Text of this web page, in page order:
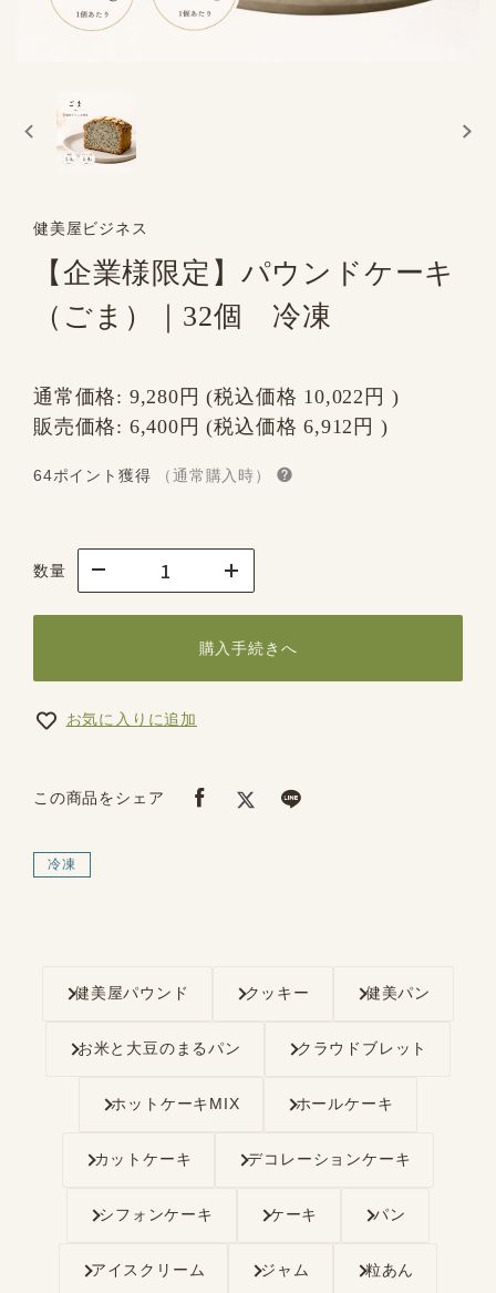
健美屋ビジネス
【企業様限定】パウンドケーキ
（ごま）｜32個 冷凍
通常価格: 9,280円 (税込価格 10,022円 )
販売価格: 6,400円 (税込価格6,912円 )
64ポイント獲得 （通常購入時）
数量
購入手続きへ
お気に入りに追加
この商品をシェア
冷凍
健美屋パウンド クッキー 健美パン
お米と大豆のまるパン クラウドブレット
ホットケーキMIX ホールケーキ
カットケーキ デコレーションケーキ
シフォンケーキ ケーキ パン
アイスクリーム ジャム 粒あん